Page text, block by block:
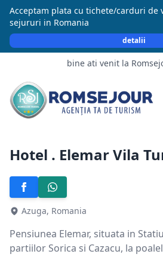
Acceptam plata cu tichete/carduri de
sejururi in Romania
detalii
bine ati venit la
Hotel . Elemar Vila
Azuga, Romania
Pensiunea Elemar, situata in
partiilor Sorica si Cazacu, la